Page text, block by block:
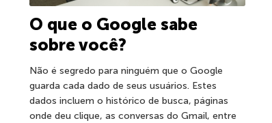
O que o Google sabe
sobre você?
Não é segredo para ninguém que o Google
guarda cada dado de seus usuários. Estes
dados incluem o histórico de busca, páginas
onde deu clique, as conversas do Gmail, entre